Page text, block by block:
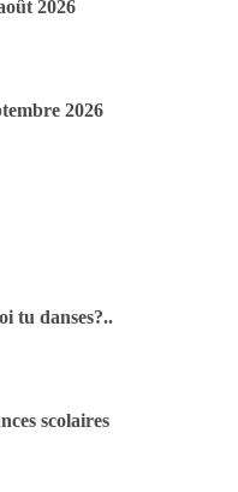
2026
2026
tu danses?..
scolaires